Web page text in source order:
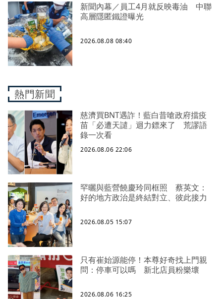
新聞內幕／員工4月就反映毒油 中聯
高層隱匿鐵證曝光
2026.08.08 08:40
熱門新聞
慈濟買BNT遇詐！藍白昔嗆政府擋疫
苗「必遭天譴」迴力鏢來了 荒謬語
錄一次看
2026.08.06 22:06
罕曬與藍營饒慶玲同框照 蔡英文：
好的地方政治是終結對立、彼此接力
2026.08.05 15:07
只有崔始源能停！本尊好奇找上門親
問：停車可以嗎 新北店員粉樂壞
2026.08.06 16:25